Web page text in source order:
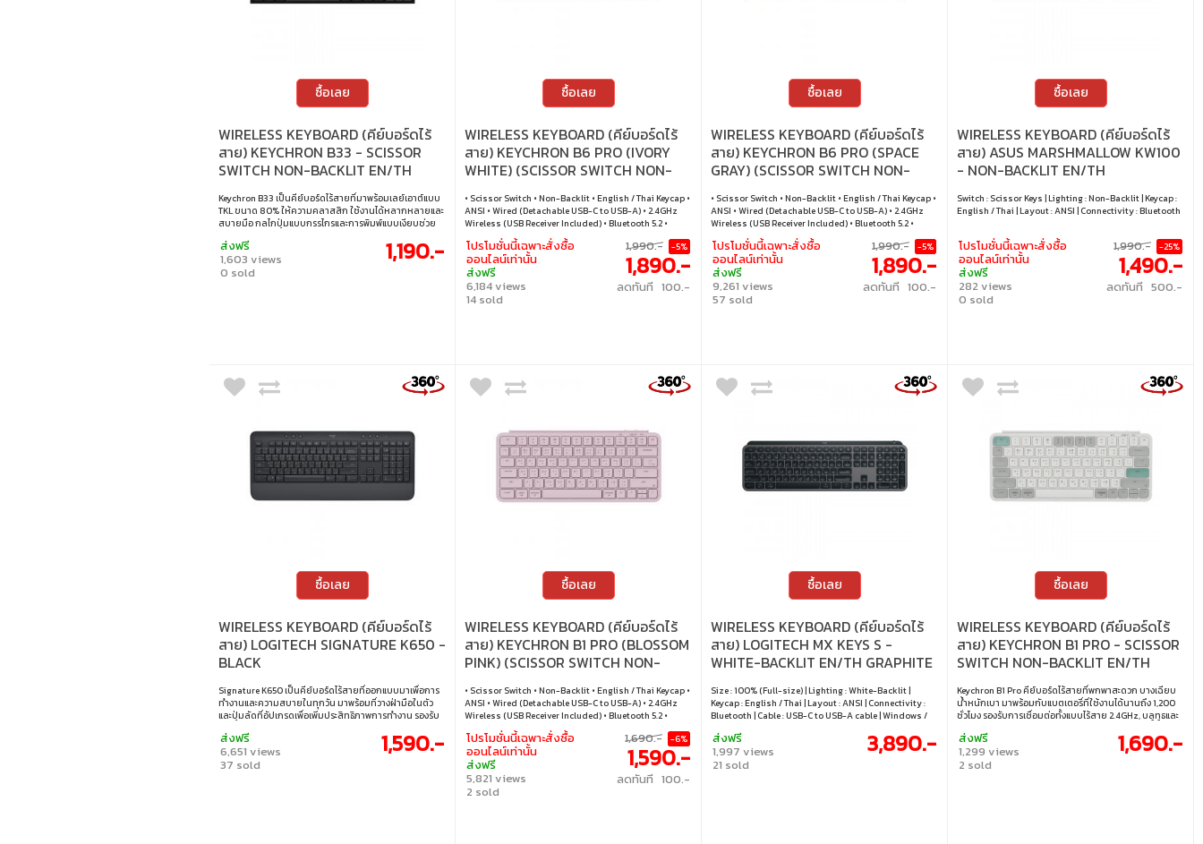
ซื้อเลย
WIRELESS KEYBOARD (คีย์บอร์ดไร้
สาย) KEYCHRON B33 - SCISSOR
SWITCH NON-BACKLIT EN/TH
CLASSIC BLACK B33-K15-TH
Keychron B33 เป็นคีย์บอร์ดไร้สายที่มาพร้อมเลย์เอาต์แบบ
TKL ขนาด 80% ให้ความคลาสสิก ใช้งานได้หลากหลายและ
สบายมือ กลไกปุ่มแบบกรรไกรและการพิมพ์แบบเงียบช่วย
เชื่อมต่อแบบสามโหมด — 2.4 GHz, Bluetooth 5.2 และการ
เชื่อมต่อผ่านสาย — เพื่อการใช้งานที่ราบรื่นกับอุปกรณ์
หลากหลาย ไม่ว่าจะอยู่ที่บ้าน ออฟฟิศ หรือพกพาไปใช้นอก
ส่งฟรี
1,603 views
0 sold
1,190.-
ซื้อเลย
WIRELESS KEYBOARD (คีย์บอร์ดไร้
สาย) KEYCHRON B6 PRO (IVORY
WHITE) (SCISSOR SWITCH NON-
• Scissor Switch • Non-Backlit • English / Thai Keycap •
ANSI • Wired (Detachable USB-C to USB-A) • 2.4GHz
Wireless (USB Receiver Included) • Bluetooth 5.2 •
Windows / macOS / Linux
โปรโมชั่นนี้เฉพาะสั่งซื้อ
ออนไลน์เท่านั้น
ส่งฟรี
6,184 views
14 sold
1,990.- -5%
1,890.-
ลดทันที 100.-
ซื้อเลย
WIRELESS KEYBOARD (คีย์บอร์ดไร้
สาย) KEYCHRON B6 PRO (SPACE
GRAY) (SCISSOR SWITCH NON-
• Scissor Switch • Non-Backlit • English / Thai Keycap •
ANSI • Wired (Detachable USB-C to USB-A) • 2.4GHz
Wireless (USB Receiver Included) • Bluetooth 5.2 •
Windows / macOS / Linux
โปรโมชั่นนี้เฉพาะสั่งซื้อ
ออนไลน์เท่านั้น
ส่งฟรี
9,261 views
57 sold
1,990.- -5%
1,890.-
ลดทันที 100.-
ซื้อเลย
WIRELESS KEYBOARD (คีย์บอร์ดไร้
สาย) ASUS MARSHMALLOW KW100
- NON-BACKLIT EN/TH
Switch : Scissor Keys | Lighting : Non-Backlit | Keycap :
English / Thai | Layout : ANSI | Connectivity : Bluetooth
โปรโมชั่นนี้เฉพาะสั่งซื้อ
ออนไลน์เท่านั้น
ส่งฟรี
282 views
0 sold
1,990.- -25%
1,490.-
ลดทันที 500.-
ซื้อเลย
WIRELESS KEYBOARD (คีย์บอร์ดไร้
สาย) LOGITECH SIGNATURE K650 -
BLACK
Signature K650 เป็นคีย์บอร์ดไร้สายที่ออกแบบมาเพื่อการ
ทำงานและความสบายในทุกวัน มาพร้อมที่วางฝ่ามือในตัว
และปุ่มลัดที่อัปเกรดเพื่อเพิ่มประสิทธิภาพการทำงาน รองรับ
ให้สัญญาณไร้สายเสถียรและรองรับหลายแพลตฟอร์ม เช่น
Windows, macOS, iPadOS และ Android แบตเตอรี่ใช้งาน
ได้นานถึง 36 เดือน พร้อมดีไซน์กันน้ำหกใส่ ช่วยให้มั่นใจใน
ส่งฟรี
6,651 views
37 sold
1,590.-
ซื้อเลย
WIRELESS KEYBOARD (คีย์บอร์ดไร้
สาย) KEYCHRON B1 PRO (BLOSSOM
PINK) (SCISSOR SWITCH NON-
• Scissor Switch • Non-Backlit • English / Thai Keycap •
ANSI • Wired (Detachable USB-C to USB-A) • 2.4GHz
Wireless (USB Receiver Included) • Bluetooth 5.2 •
Windows / macOS / Linux
โปรโมชั่นนี้เฉพาะสั่งซื้อ
ออนไลน์เท่านั้น
ส่งฟรี
5,821 views
2 sold
1,690.- -6%
1,590.-
ลดทันที 100.-
ซื้อเลย
WIRELESS KEYBOARD (คีย์บอร์ดไร้
สาย) LOGITECH MX KEYS S -
WHITE-BACKLIT EN/TH GRAPHITE
Size : 100% (Full-size) | Lighting : White-Backlit |
Keycap : English / Thai | Layout : ANSI | Connectivity :
Bluetooth | Cable : USB-C to USB-A cable | Windows /
ส่งฟรี
1,997 views
21 sold
3,890.-
ซื้อเลย
WIRELESS KEYBOARD (คีย์บอร์ดไร้
สาย) KEYCHRON B1 PRO - SCISSOR
SWITCH NON-BACKLIT EN/TH
RETRO GREEN B1P-K12-TH
Keychron B1 Pro คีย์บอร์ดไร้สายที่พกพาสะดวก บางเฉียบ
น้ำหนักเบา มาพร้อมกับแบตเตอรี่ที่ใช้งานได้นานถึง 1,200
ชั่วโมง รองรับการเชื่อมต่อทั้งแบบไร้สาย 2.4GHz, บลูทูธและ
ด้วยการปรับแต่ง ZMK โดยไม่ต้องโหลดโปรแกรม • สวิตช์ :
Scissor switch • ขนาด : 75% • แสงไฟ : ไม่มีไฟแบ็คไลท์ • คีย์
แคป : ภาษาอังกฤษ / ภาษาไทย • เลย์เอาต์ : ANSI • การเชื่อม
ส่งฟรี
1,299 views
2 sold
1,690.-